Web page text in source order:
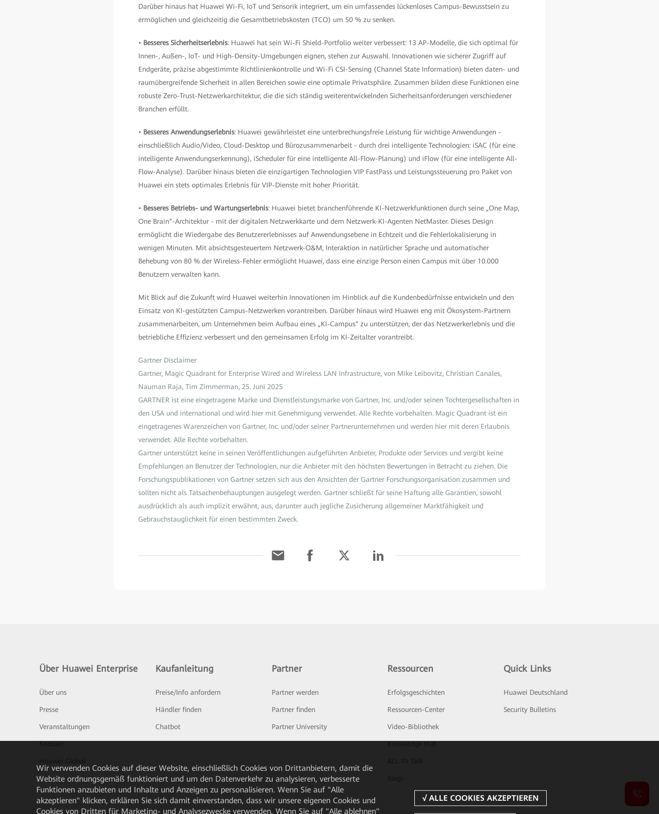
Darüber hinaus hat Huawei Wi-Fi, IoT und Sensorik integriert, um ein umfassendes lückenloses Campus-Bewusstsein zu
ermöglichen und gleichzeitig die Gesamtbetriebskosten (TCO) um 50 % zu senken.
• Besseres Sicherheitserlebnis: Huawei hat sein Wi-Fi Shield-Portfolio weiter verbessert: 13 AP-Modelle, die sich optimal für
Innen-, Außen-, IoT- und High-Density-Umgebungen eignen, stehen zur Auswahl. Innovationen wie sicherer Zugriff auf
Endgeräte, präzise abgestimmte Richtlinienkontrolle und Wi-Fi CSI-Sensing (Channel State Information) bieten daten- und
raumübergreifende Sicherheit in allen Bereichen sowie eine optimale Privatsphäre. Zusammen bilden diese Funktionen eine
robuste Zero-Trust-Netzwerkarchitektur, die die sich ständig weiterentwickelnden Sicherheitsanforderungen verschiedener
Branchen erfüllt.
• Besseres Anwendungserlebnis: Huawei gewährleistet eine unterbrechungsfreie Leistung für wichtige Anwendungen -
einschließlich Audio/Video, Cloud-Desktop und Bürozusammenarbeit - durch drei intelligente Technologien: iSAC (für eine
intelligente Anwendungserkennung), iScheduler für eine intelligente All-Flow-Planung) und iFlow (für eine intelligente All-
Flow-Analyse). Darüber hinaus bieten die einzigartigen Technologien VIP FastPass und Leistungssteuerung pro Paket von
Huawei ein stets optimales Erlebnis für VIP-Dienste mit hoher Priorität.
• Besseres Betriebs- und Wartungserlebnis: Huawei bietet branchenführende KI-Netzwerkfunktionen durch seine „One Map,
One Brain“-Architektur - mit der digitalen Netzwerkkarte und dem Netzwerk-KI-Agenten NetMaster. Dieses Design
ermöglicht die Wiedergabe des Benutzererlebnisses auf Anwendungsebene in Echtzeit und die Fehlerlokalisierung in
wenigen Minuten. Mit absichtsgesteuertem Netzwerk-O&M, Interaktion in natürlicher Sprache und automatischer
Behebung von 80 % der Wireless-Fehler ermöglicht Huawei, dass eine einzige Person einen Campus mit über 10.000
Benutzern verwalten kann.
Mit Blick auf die Zukunft wird Huawei weiterhin Innovationen im Hinblick auf die Kundenbedürfnisse entwickeln und den
Einsatz von KI-gestützten Campus-Netzwerken vorantreiben. Darüber hinaus wird Huawei eng mit Ökosystem-Partnern
zusammenarbeiten, um Unternehmen beim Aufbau eines „KI-Campus“ zu unterstützen, der das Netzwerkerlebnis und die
betriebliche Effizienz verbessert und den gemeinsamen Erfolg im KI-Zeitalter vorantreibt.
Gartner Disclaimer
Gartner, Magic Quadrant for Enterprise Wired and Wireless LAN Infrastructure, von Mike Leibovitz, Christian Canales,
Nauman Raja, Tim Zimmerman, 25. Juni 2025
GARTNER ist eine eingetragene Marke und Dienstleistungsmarke von Gartner, Inc. und/oder seinen Tochtergesellschaften in
den USA und international und wird hier mit Genehmigung verwendet. Alle Rechte vorbehalten. Magic Quadrant ist ein
eingetragenes Warenzeichen von Gartner, Inc. und/oder seiner Partnerunternehmen und werden hier mit deren Erlaubnis
verwendet. Alle Rechte vorbehalten.
Gartner unterstützt keine in seinen Veröffentlichungen aufgeführten Anbieter, Produkte oder Services und vergibt keine
Empfehlungen an Benutzer der Technologien, nur die Anbieter mit den höchsten Bewertungen in Betracht zu ziehen. Die
Forschungspublikationen von Gartner setzen sich aus den Ansichten der Gartner Forschungsorganisation zusammen und
sollten nicht als Tatsachenbehauptungen ausgelegt werden. Gartner schließt für seine Haftung alle Garantien, sowohl
ausdrücklich als auch implizit erwähnt, aus, darunter auch jegliche Zusicherung allgemeiner Marktfähigkeit und
Gebrauchstauglichkeit für einen bestimmten Zweck.
Über Huawei Enterprise
Über uns
Presse
Veranstaltungen
Kaufanleitung
Preise/Info anfordern
Händler finden
Chatbot
Partner
Partner werden
Partner finden
Partner University
Ressourcen
Erfolgsgeschichten
Ressourcen-Center
Video-Bibliothek
Quick Links
Huawei Deutschland
Security Bulletins
Wir verwenden Cookies auf dieser Website, einschließlich Cookies von Drittanbietern, damit die
Website ordnungsgemäß funktioniert und um den Datenverkehr zu analysieren, verbesserte
Funktionen anzubieten und Inhalte und Anzeigen zu personalisieren. Wenn Sie auf "Alle
akzeptieren" klicken, erklären Sie sich damit einverstanden, dass wir unsere eigenen Cookies und
Cookies von Dritten für Marketing- und Analysezwecke verwenden. Wenn Sie auf "Alle ablehnen"